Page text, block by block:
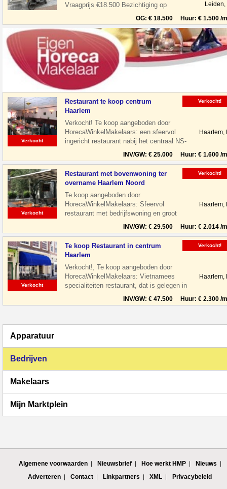
Vraagprijs €18.500 Bezichtiging op
afspraak Overname horeca zaak in leiden
Leiden,
OG: € 18.500 Huur: € 1.500 /
Verkocht
Restaurant te koop centrum
Haarlem
Verkocht! Te koop aangeboden door
HorecaWinkelMakelaars: een sfeervol
ingericht restaurant nabij het centraal NS-
Haarlem,
INV/GW: € 25.000 Huur: € 1.600 /
Verkocht!
Verkocht
Restaurant met bovenwoning ter
overname Haarlem Noord
Te koop aangeboden door
HorecaWinkelMakelaars: Sfeervol
restaurant met bedrijfswoning en groot
Haarlem Noord. De
Haarlem,
INV/GW: € 29.500 Huur: € 2.014 /
Verkocht!
Verkocht
Te koop Restaurant in centrum
Haarlem
Verkocht!, Te koop aangeboden door
HorecaWinkelMakelaars: Vietnamees
specialiteiten restaurant, dat is gelegen in
Haarlem,
INV/GW: € 47.500 Huur: € 2.300 /
Verkocht!
Apparatuur
Bedrijven
Makelaars
Mijn Marktplein
Algemene voorwaarden Nieuwsbrief Hoe werkt HMP
Nieuws
Adverteren
Contact Linkpartners XML Privacybeleid